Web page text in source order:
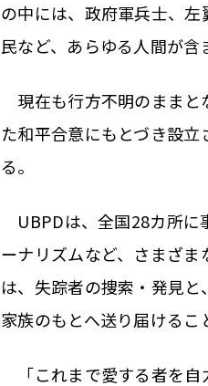
の中には、政府軍兵士、
民など、あらゆる人間が含
現在も行方不明のままと
た和平合意にもとづき設
る。
UBPDは、全国28カ所に
ーナリズムなど、さまざ
は、失踪者の捜索・発見
家族のもとへ送り届けるこ
「これまで愛する者を自